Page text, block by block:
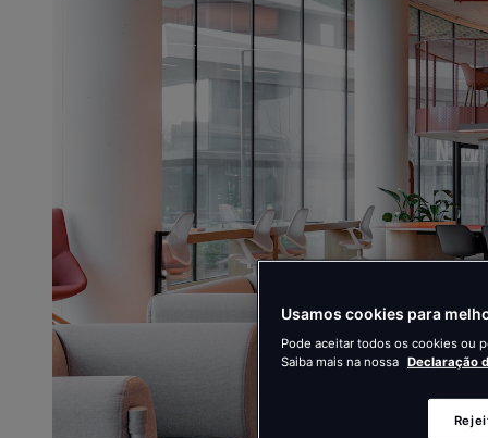
Usamos cookies para
Pode aceitar todos os cookies ou
Saiba mais na nossa Declaração